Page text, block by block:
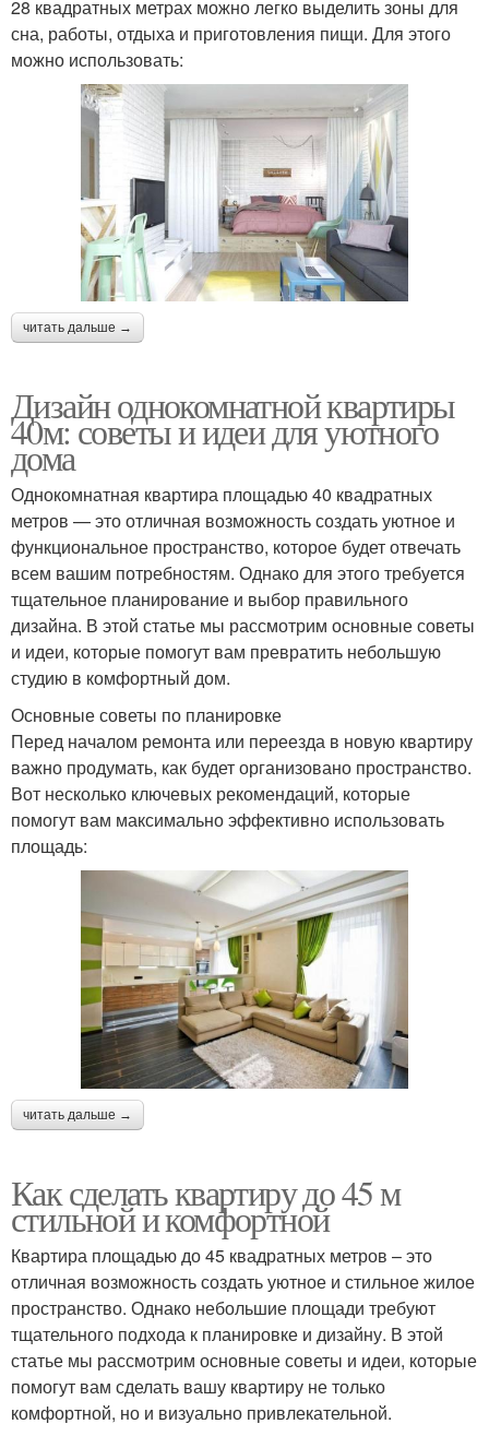
28 квадратных метрах можно легко выделить зоны для
сна, работы, отдыха и приготовления пищи. Для этого
можно использовать:
читать дальше →
Дизайн однокомнатной квартиры
40м: советы и идеи для уютного
дома
Однокомнатная квартира площадью 40 квадратных
метров — это отличная возможность создать уютное и
функциональное пространство, которое будет отвечать
всем вашим потребностям. Однако для этого требуется
тщательное планирование и выбор правильного
дизайна. В этой статье мы рассмотрим основные советы
и идеи, которые помогут вам превратить небольшую
студию в комфортный дом.
Основные советы по планировке
Перед началом ремонта или переезда в новую квартиру
важно продумать, как будет организовано пространство.
Вот несколько ключевых рекомендаций, которые
помогут вам максимально эффективно использовать
площадь:
читать дальше →
Как сделать квартиру до 45 м
стильной и комфортной
Квартира площадью до 45 квадратных метров – это
отличная возможность создать уютное и стильное жилое
пространство. Однако небольшие площади требуют
тщательного подхода к планировке и дизайну. В этой
статье мы рассмотрим основные советы и идеи, которые
помогут вам сделать вашу квартиру не только
комфортной, но и визуально привлекательной.